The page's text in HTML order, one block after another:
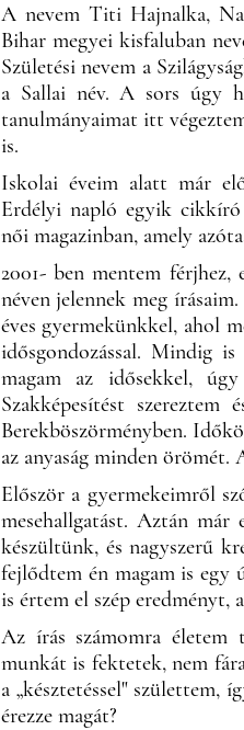
A nevem Titi Hajnalka,
Bihar megyei kisfaluban
Születési nevem a
a Sallai név. A sors úgy
tanulmányaimat itt
is.
Iskolai éveim alatt már
Erdélyi napló egyik cikkíró
női magazinban, amely
2001- ben mentem
néven jelennek meg
éves gyermekünkkel, ahol
idősgondozással. Mindig
magam az idősekkel,
Szakképesítést
Berekböszörményben.
az anyaság minden
Először a gyermekeimről
mesehallgatást. Aztán
készültünk, és nagyszerű
fejlődtem én magam is egy
is értem el szép eredményt,
Az írás számomra életem
munkát is fektetek, nem
a „késztetéssel" születtem,
érezze magát?